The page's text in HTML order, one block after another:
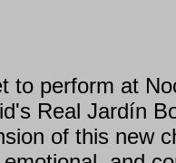
to perform at
Real Jardín
of this new